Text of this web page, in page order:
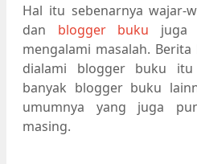
Hal itu sebenarnya wajar-
dan blogger buku juga
mengalami masalah.
dialami blogger buku
banyak blogger buku
umumnya yang juga
masing.